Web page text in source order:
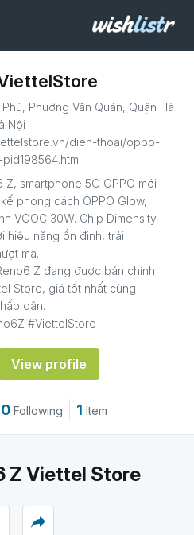
Phú, Phường Văn Quán, Quận Hà
Nội
dien-thoai/oppo-
Z, smartphone 5G OPPO mới
phong cách OPPO Glow,
VOOC 30W. Chip Dimensity
hiệu năng ổn định, trải
mà.
Z đang được bán chính
Store, giá tốt nhất cùng
dẫn.
#ViettelStore
View profile
0 Following 1 Item
Z Viettel Store
reply